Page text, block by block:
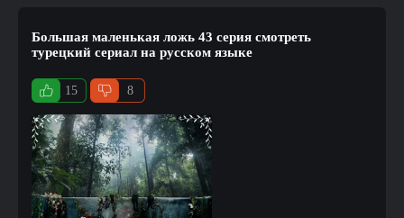
Большая маленькая ложь 43 серия смотреть
турецкий сериал на русском языке
15 8